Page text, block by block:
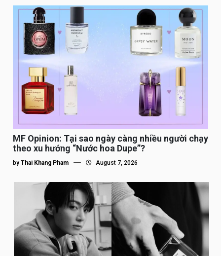
MF Opinion: Tại sao ngày càng nhiều người chạy
theo xu hướng “Nước hoa Dupe”?
by Thai Khang Pham August 7, 2026